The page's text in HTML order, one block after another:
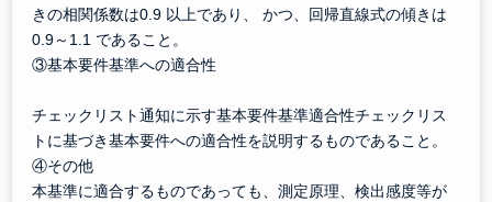
きの相関係数は0.9 以上であり、 かつ、回帰直線式の傾きは
0.9～1.1 であること。
③基本要件基準への適合性
チェックリスト通知に示す基本要件基準適合性チェックリス
トに基づき基本要件への適合性を説明するものであること。
④その他
本基準に適合するものであっても、測定原理、検出感度等が